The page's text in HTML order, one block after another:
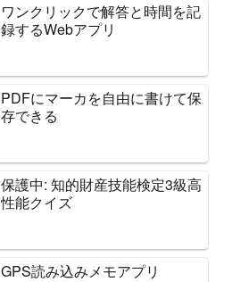
ワンクリックで解答と時間を記
録するWebアプリ
PDFにマーカを自由に書けて保
存できる
保護中: 知的財産技能検定3級高
性能クイズ
GPS読み込みメモアプリ